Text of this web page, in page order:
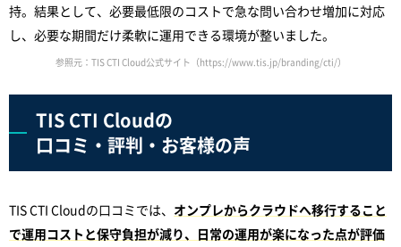
持。結果として、必要最低限のコストで急な問い合わせ増加に対応
し、必要な期間だけ柔軟に運用できる環境が整いました。
参照元：TIS CTI Cloud公式サイト（https://www.tis.jp/branding/cti/）
TIS CTI Cloudの
口コミ・評判・お客様の声
TIS CTI Cloudの口コミでは、 オンプレからクラウドへ移行すること
で運用コストと保守負担が減り、日常の運用が楽になった点が評価